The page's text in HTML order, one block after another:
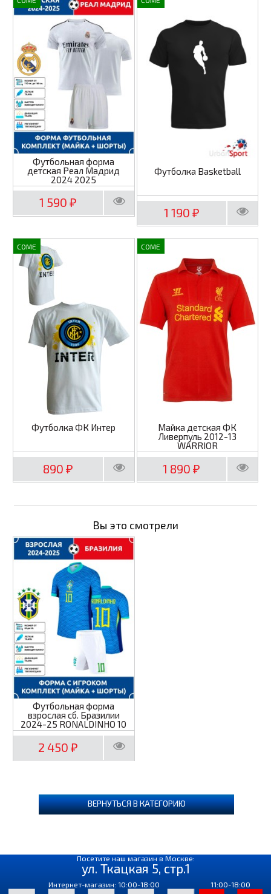
Футбольная форма
детская Реал Мадрид
2024 2025
1 590 ₽
Футболка Basketball
1 190 ₽
COME
Футболка ФК Интер
890 ₽
COME
Майка детская ФК
Ливерпуль 2012-13
WARRIOR
1 890₽
Вы это смотрели
Футбольная форма
взрослая сб. Бразилии
2024-25 RONALDINHO 10
2 450 ₽
ВЕРНУТЬСЯ В КАТЕГОРИЮ
Посетите наш магазин в Москве:
ул. Ткацкая 5, стр.1
Интернет-магазин: 10:00-18:00 11:00-18:00